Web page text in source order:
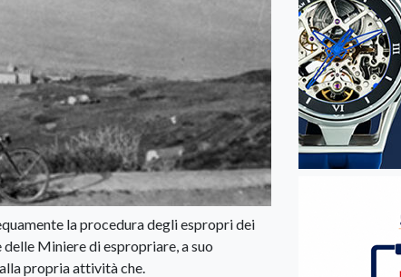
la procedura degli espropri dei
Miniere di espropriare, a suo
propria attività che.